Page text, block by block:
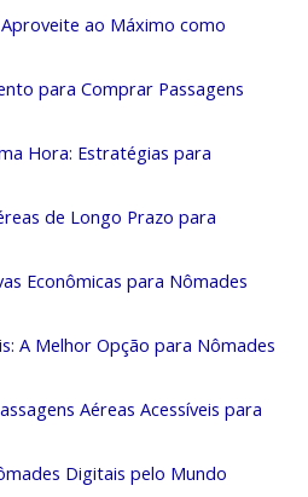
ao Máximo como
para Comprar Passagens
Hora: Estratégias para
de Longo Prazo para
Econômicas para Nômades
A Melhor Opção para Nômades
Aéreas Acessíveis para
Digitais pelo Mundo